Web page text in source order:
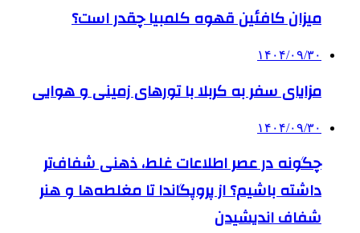
میزان کافئین قهوه کلمبیا چقدر است؟
۱۴۰۴/۰۹/۳۰
مزایای سفر به کربلا با تورهای زمینی و هوایی
۱۴۰۴/۰۹/۳۰
چگونه در عصر اطلاعات غلط، ذهنی شفاف‌تر
داشته باشیم؟ از پروپگاندا تا مغلطه‌ها و هنر
شفاف اندیشیدن